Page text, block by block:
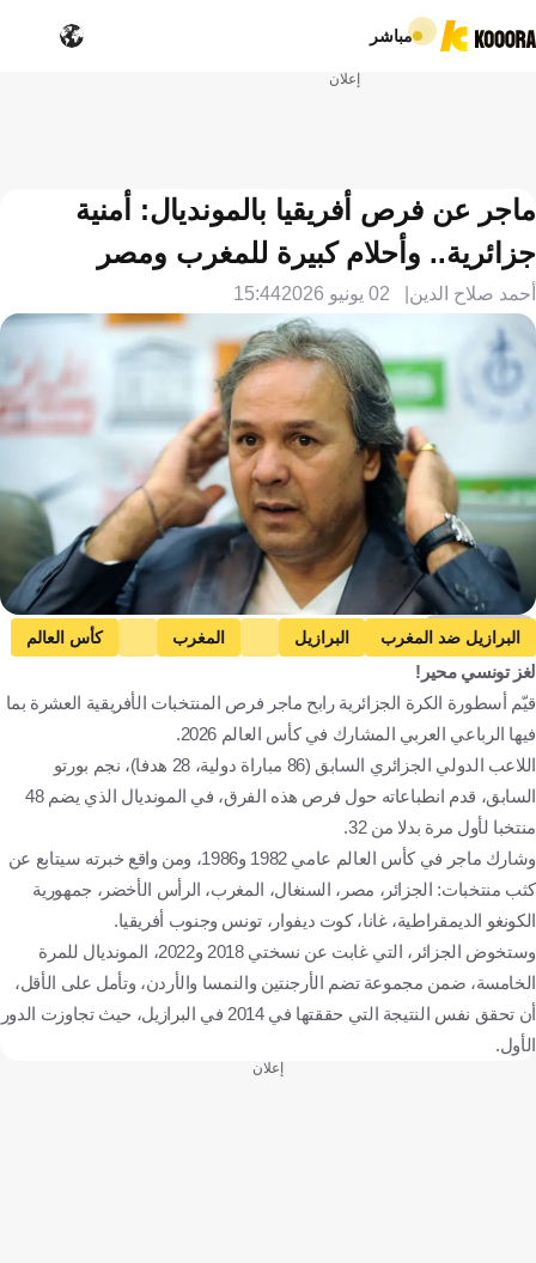
مباشر
إعلان
ماجر عن فرص أفريقيا بالمونديال: أمنية
جزائرية.. وأحلام كبيرة للمغرب ومصر
أحمد صلاح الدين 02 يونيو 2026 15:44
Getty Images
البرازيل ضد المغرب البرازيل المغرب
كأس العالم
الأرجنتين ضد الجزائر
الأردن ضد الجزائر
الأردن بلجيكا ضد مصر
بلجيكا
السويد
تونس تونس ضد هولندا
هولندا
البرازيل
المغرب الولايات المتحدة
الأردن
بلجيكا مصر إيران السويد تونس
المكسيك
هولندا
كرة قدم
لغز تونسي محير!
قيّم أسطورة الكرة الجزائرية رابح ماجر فرص المنتخبات الأفريقية العشرة بما
فيها الرباعي العربي المشارك في كأس العالم 2026.
اللاعب الدولي الجزائري السابق (86 مباراة دولية، 28 هدفا)، نجم بورتو
السابق، قدم انطباعاته حول فرص هذه الفرق، في المونديال الذي يضم 48
منتخبا لأول مرة بدلا من 32.
وشارك ماجر في كأس العالم عامي 1982 و1986، ومن واقع خبرته سيتابع عن
كثب منتخبات: الجزائر، مصر، السنغال، المغرب، الرأس الأخضر، جمهورية
الكونغو الديمقراطية، غانا، كوت ديفوار، تونس وجنوب أفريقيا.
وستخوض الجزائر، التي غابت عن نسختي 2018 و2022، المونديال للمرة
الخامسة، ضمن مجموعة تضم الأرجنتين والنمسا والأردن، وتأمل على الأقل،
أن تحقق نفس النتيجة التي حققتها في 2014 في البرازيل، حيث تجاوزت الدور
الأول.
إعلان